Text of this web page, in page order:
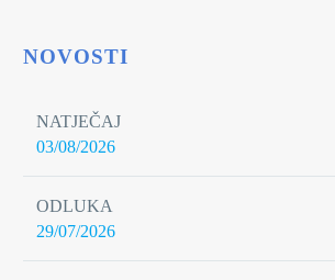
NOVOSTI
NATJEČAJ
03/08/2026
ODLUKA
29/07/2026